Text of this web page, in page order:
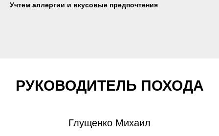
Учтем аллергии и вкусовые предпочтения
РУКОВОДИТЕЛЬ ПОХОДА
Глущенко Михаил